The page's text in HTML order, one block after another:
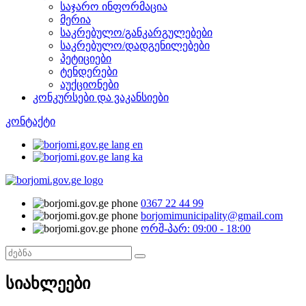
საჯარო ინფორმაცია
მერია
საკრებულო/განკარგულებები
საკრებულო/დადგენილებები
პეტიციები
ტენდერები
აუქციონები
კონკურსები და ვაკანსიები
კონტაქტი
0367 22 44 99
borjomimunicipality@gmail.com
ორშ-პარ: 09:00 - 18:00
სიახლეები